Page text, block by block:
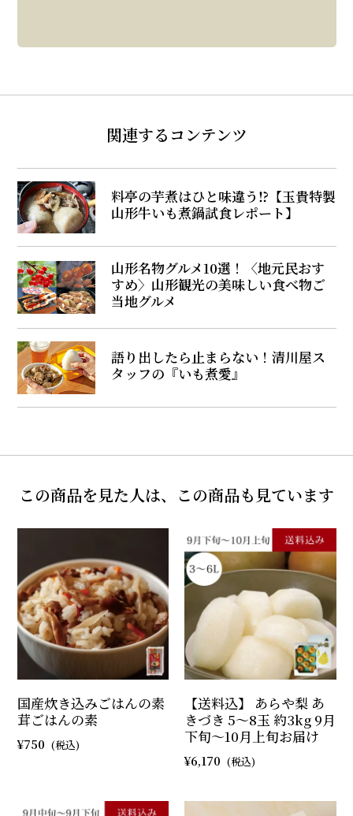
関連するコンテンツ
料亭の芋煮はひと味違う⁉【玉貴特製
山形牛いも煮鍋試食レポート】
山形名物グルメ10選！〈地元民おす
すめ〉山形観光の美味しい食べ物ご
当地グルメ
語り出したら止まらない！清川屋ス
タッフの『いも煮愛』
この商品を見た人は、この商品も見ています
国産炊き込みごはんの素
茸ごはんの素
750
【送料込】 あらや梨 あ
きづき 5～8玉 約3kg 9月
下旬～10月上旬お届け
6,170